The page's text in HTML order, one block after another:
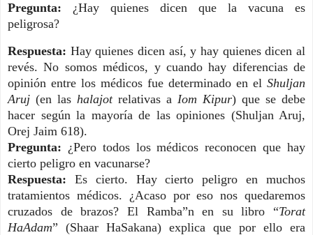
Pregunta: ¿Hay quienes dicen que la vacuna es
peligrosa?
Respuesta: Hay quienes dicen así, y hay quienes dicen al
revés. No somos médicos, y cuando hay diferencias de
opinión entre los médicos fue determinado en el Shuljan
Aruj (en las halajotrelativas a Iom Kipur) que se debe
hacer según la mayoría de las opiniones (Shuljan Aruj,
Orej Jaim 618).
Pregunta: ¿Pero todos los médicos reconocen que hay
cierto peligro en vacunarse?
Respuesta: Es cierto. Hay cierto peligro en muchos
tratamientos médicos. ¿Acaso por eso nos quedaremos
cruzados de brazos? El Ramba”n en su libro “Torat
HaAdam” (Shaar HaSakana) explica que por ello era